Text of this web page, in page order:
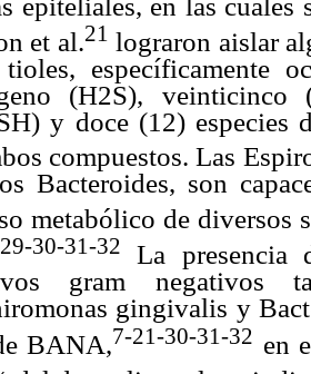
epiteliales, en las cuales
et al.21 lograron aislar
tioles, específicamente
(H2S), veinticinco
y doce (12) especies
compuestos. Las
Bacteroides, son
metabólico de diversos
30-31-32
La presencia
gram negativos
gingivalis y
BANA,7-21-30-31-32 en